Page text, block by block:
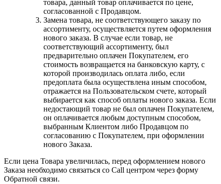
товара, данный товар оплачивается по цене,
согласованной с Продавцом.
Замена товара, не соответствующего заказу по
ассортименту, осуществляется путем оформления
нового заказа. В случае если товар, не
соответствующий ассортименту, был
предварительно оплачен Покупателем, его
стоимость возвращается на банковскую карту, с
которой производилась оплата либо, если
предоплата была осуществлена иным способом,
отражается на Пользовательском счете, который
выбирается как способ оплаты нового заказа. Если
недостающий товар не был оплачен Покупателем,
он оплачивается любым доступным способом,
выбранным Клиентом либо Продавцом по
согласованию с Покупателем, при оформлении
нового Заказа.
Если цена Товара увеличилась, перед оформлением нового
Заказа необходимо связаться со Call центром через форму
Обратной связи.